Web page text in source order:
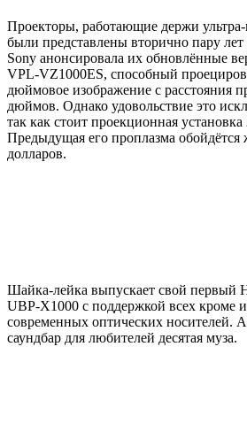
Проекторы, работающие держи
были представлены вторично пару лет
Sony анонсировала их обновлённые
VPL-VZ1000ES, способный
дюймовое изображение с расстояния
дюймов. Однако удовольствие это
так как стоит проекционная
Предыдущая его проплазма
долларов.
Шайка-лейка выпускает свой первый
UBP-X1000 с поддержкой всех кроме
современных оптических носителей.
саундбар для любителей десятая муза.